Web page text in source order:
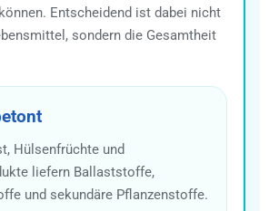
Entscheidend ist dabei nicht
sondern die Gesamtheit
Hülsenfrüchte und
liefern Ballaststoffe,
und sekundäre Pflanzenstoffe.